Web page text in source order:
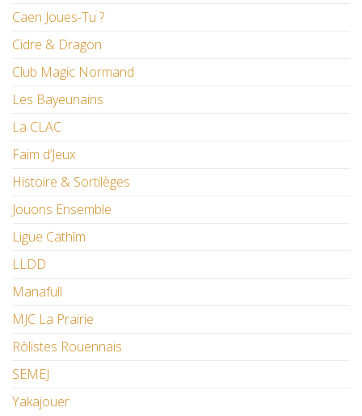
Caen Joues-Tu ?
Cidre & Dragon
Club Magic Normand
Les Bayeunains
La CLAC
Faim d’Jeux
Histoire & Sortilèges
Jouons Ensemble
Ligue Cathîm
LLDD
Manafull
MJC La Prairie
Rôlistes Rouennais
SEMEJ
Yakajouer